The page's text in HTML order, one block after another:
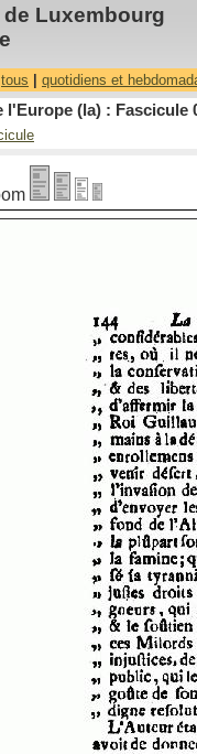
Luxembourg
tous quotidiens et
(la) : Fascicule